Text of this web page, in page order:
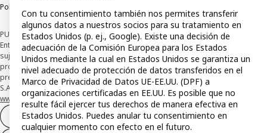
Política de divulgación responsable
PUBLICIDAD: *Financiación a través de la tarjeta IKEA VISA emitida por la
Entidad de Pago híbrida CaixaBank Payments & Consumer, E.F.C., E.P., S.A.U., y
sujeta a su organización. La entidad ha escogido como sistema de
protección de los fondos recibidos de usuarios de servicios de pago que
presta su depósito en una cuenta bancaria separada abierta en CaixaBank,
S.A. Conoce más acerca de las formas de pago de tu tarjeta aquí:
www.caixabankpc.com/es/productos
Desistimiento del contrato
Con tu consentimiento también nos permites transferir
algunos datos a nuestros socios para su tratamiento en
Estados Unidos (p. ej., Google). Existe una decisión de
adecuación de la Comisión Europea para los Estados
Unidos mediante la cual en Estados Unidos se garantiza un
nivel adecuado de protección de datos transferidos en el
Marco de Privacidad de Datos UE-EE.UU. (DPF) a
organizaciones certificadas en EE.UU. Es posible que no
resulte fácil ejercer tus derechos de manera efectiva en
Estados Unidos. Puedes anular tu consentimiento en
cualquier momento con efecto en el futuro.